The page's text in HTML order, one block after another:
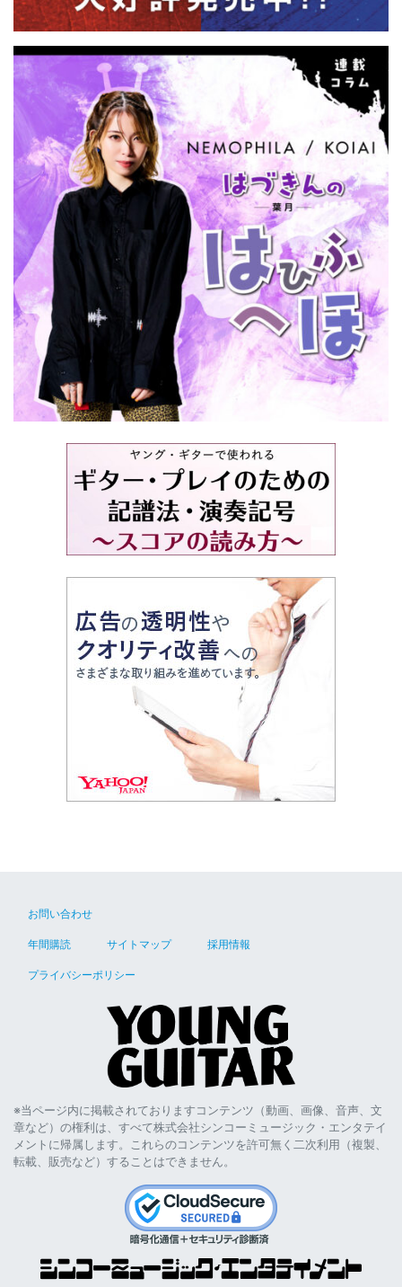
お問い合わせ
年間購読 サイトマップ 採用情報
プライバシーポリシー
※当ページ内に掲載されておりますコンテンツ（動画、画像、音声、文
章など）の権利は、すべて株式会社シンコーミュージック・エンタテイ
メントに帰属します。これらのコンテンツを許可無く二次利用（複製、
転載、販売など）することはできません。